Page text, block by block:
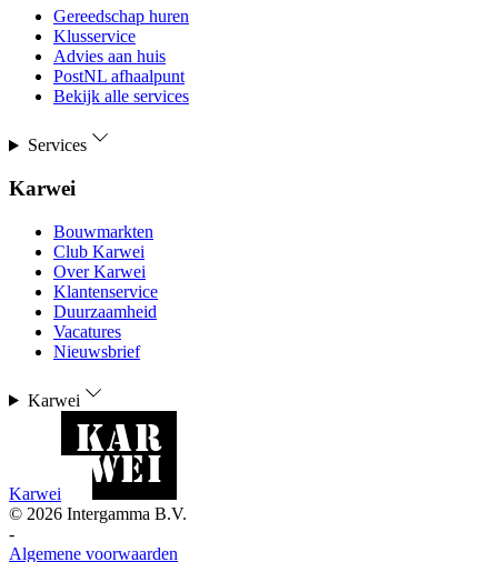
Gereedschap huren
Klusservice
Advies aan huis
PostNL afhaalpunt
Bekijk alle services
Services
Karwei
Bouwmarkten
Club Karwei
Over Karwei
Klantenservice
Duurzaamheid
Vacatures
Nieuwsbrief
Karwei
Karwei
© 2026 Intergamma B.V.
-
Algemene voorwaarden